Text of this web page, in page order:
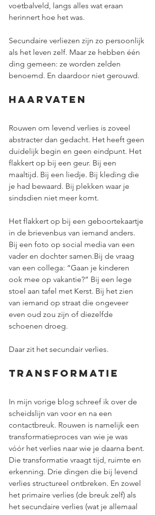
voetbalveld, langs alles wat eraan
herinnert hoe het was.
Secundaire verliezen zijn zo persoonlijk
als het leven zelf. Maar ze hebben één
ding gemeen: ze worden zelden
benoemd. En daardoor niet gerouwd.
Haarvaten
Rouwen om levend verlies is zoveel
abstracter dan gedacht. Het heeft geen
duidelijk begin en geen eindpunt. Het
flakkert op bij een geur. Bij een
maaltijd. Bij een liedje. Bij kleding die
je had bewaard. Bij plekken waar je
sindsdien niet meer komt.
Het flakkert op bij een geboortekaartje
in de brievenbus van iemand anders.
Bij een foto op social media van een
vader en dochter samen.Bij de vraag
van een collega: “Gaan je kinderen
ook mee op vakantie?” Bij een lege
stoel aan tafel met Kerst. Bij het zien
van iemand op straat die ongeveer
even oud zou zijn of diezelfde
schoenen droeg.
Daar zit het secundair verlies.
Transformatie
In mijn vorige blog schreef ik over de
scheidslijn van voor en na een
contactbreuk. Rouwen is namelijk een
transformatieproces van wie je was
vóór het verlies naar wie je daarna bent.
Die transformatie vraagt tijd, ruimte en
erkenning. Drie dingen die bij levend
verlies structureel ontbreken. En zowel
het primaire verlies (de breuk zelf) als
het secundaire verlies (wat je allemaal